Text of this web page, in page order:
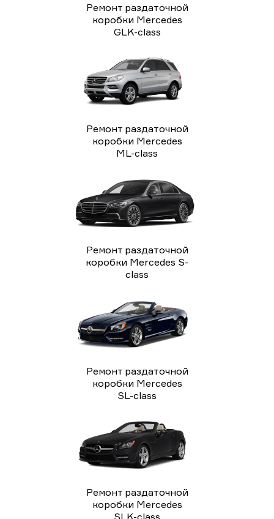
Ремонт раздаточной
коробки Mercedes
GLK-class
Ремонт раздаточной
коробки Mercedes
ML-class
Ремонт раздаточной
коробки Mercedes S-
class
Ремонт раздаточной
коробки Mercedes
SL-class
Ремонт раздаточной
коробки Mercedes
SLK-class